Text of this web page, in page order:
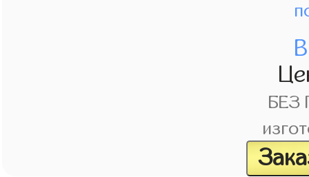
БЕЗ